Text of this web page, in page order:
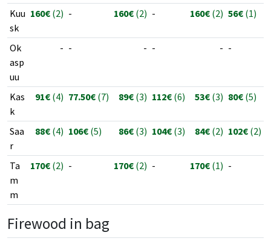
Kuu
sk
160€ (2) - 160€ (2) - 160€ (2) 56€ (1)
Ok
asp
uu
- - - - - -
Kas
k
91€ (4) 77.50€ (7) 89€ (3) 112€ (6) 53€ (3) 80€ (5)
Saa
r
88€ (4) 106€ (5) 86€ (3) 104€ (3) 84€ (2) 102€ (2)
Ta
m
m
170€ (2) - 170€ (2) - 170€ (1) -
Firewood in bag